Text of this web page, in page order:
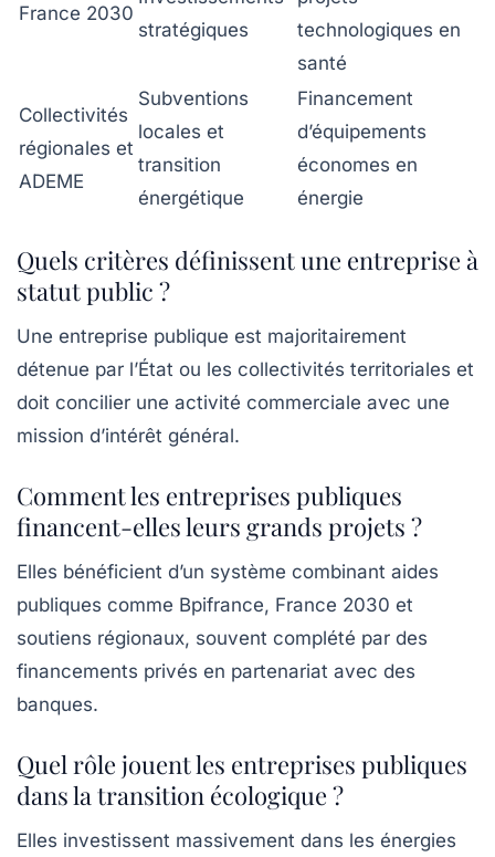
France 2030
stratégiques
technologiques en
santé
Collectivités
régionales et
ADEME
Subventions
locales et
transition
énergétique
Financement
d’équipements
économes en
énergie
Quels critères définissent une entreprise à
statut public ?
Une entreprise publique est majoritairement
détenue par l’État ou les collectivités territoriales et
doit concilier une activité commerciale avec une
mission d’intérêt général.
Comment les entreprises publiques
financent-elles leurs grands projets ?
Elles bénéficient d’un système combinant aides
publiques comme Bpifrance, France 2030 et
soutiens régionaux, souvent complété par des
financements privés en partenariat avec des
banques.
Quel rôle jouent les entreprises publiques
dans la transition écologique ?
Elles investissent massivement dans les énergies